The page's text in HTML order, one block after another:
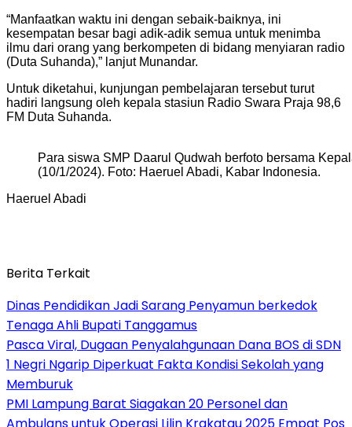
“Manfaatkan waktu ini dengan sebaik-baiknya, ini
kesempatan besar bagi adik-adik semua untuk menimba
ilmu dari orang yang berkompeten di bidang menyiaran radio
(Duta Suhanda),” lanjut Munandar.
Untuk diketahui, kunjungan pembelajaran tersebut turut
hadiri langsung oleh kepala stasiun Radio Swara Praja 98,6
FM Duta Suhanda.
Para siswa SMP Daarul Qudwah berfoto bersama
(10/1/2024). Foto: Haeruel Abadi, Kabar Indonesia.
Haeruel Abadi
Berita Terkait
Dinas Pendidikan Jadi Sarang Penyamun berkedok
Tenaga Ahli Bupati Tanggamus
Pasca Viral, Dugaan Penyalahgunaan Dana BOS di SDN
1 Negri Ngarip Diperkuat Fakta Kondisi Sekolah yang
Memburuk
PMI Lampung Barat Siagakan 20 Personel dan
Ambulans untuk Operasi Lilin Krakatau 2025 Empat Pos